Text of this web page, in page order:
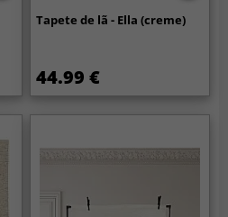
Tapete de lã - Ella (creme)
44.99 €